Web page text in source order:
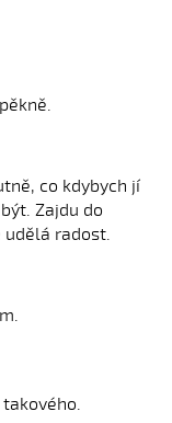
co kdybych jí
Zajdu do
udělá radost.